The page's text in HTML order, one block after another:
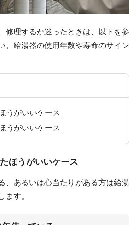
修理するか迷ったときは、以下を参
。給湯器の使用年数や寿命のサイン
うがいいケース
うがいいケース
ほうがいいケース
、あるいは心当たりがある方は給湯
す。